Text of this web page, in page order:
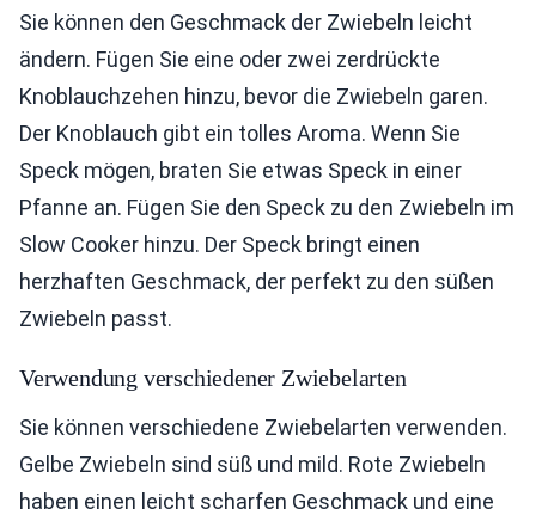
Sie können den Geschmack der Zwiebeln leicht
ändern. Fügen Sie eine oder zwei zerdrückte
Knoblauchzehen hinzu, bevor die Zwiebeln garen.
Der Knoblauch gibt ein tolles Aroma. Wenn Sie
Speck mögen, braten Sie etwas Speck in einer
Pfanne an. Fügen Sie den Speck zu den Zwiebeln im
Slow Cooker hinzu. Der Speck bringt einen
herzhaften Geschmack, der perfekt zu den süßen
Zwiebeln passt.
Verwendung verschiedener Zwiebelarten
Sie können verschiedene Zwiebelarten verwenden.
Gelbe Zwiebeln sind süß und mild. Rote Zwiebeln
haben einen leicht scharfen Geschmack und eine